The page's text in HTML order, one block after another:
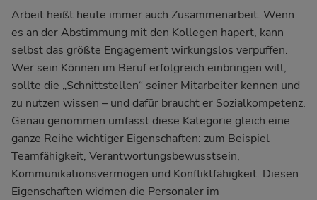
Arbeit heißt heute immer auch Zusammenarbeit. Wenn
es an der Abstimmung mit den Kollegen hapert, kann
selbst das größte Engagement wirkungslos verpuffen.
Wer sein Können im Beruf erfolgreich einbringen will,
sollte die „Schnittstellen“ seiner Mitarbeiter kennen und
zu nutzen wissen – und dafür braucht er Sozialkompetenz.
Genau genommen umfasst diese Kategorie gleich eine
ganze Reihe wichtiger Eigenschaften: zum Beispiel
Teamfähigkeit, Verantwortungsbewusstsein,
Kommunikationsvermögen und Konfliktfähigkeit. Diesen
Eigenschaften widmen die Personaler im